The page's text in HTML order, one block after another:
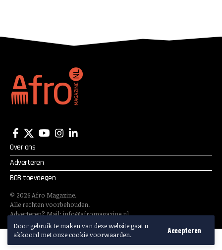
Door gebruik te maken van deze website gaat u
akkoord met onze cookie voorwaarden.
Accepteren
Over ons
Adverteren
BOB toevoegen
© 2026Afro Magazine.
Alle rechten voorbehouden.
Adverteren? Mail:info@afromagazine.nl